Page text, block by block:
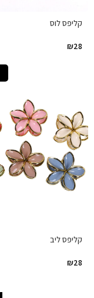
קליפס לוס
₪28
קליפס ליב
₪28